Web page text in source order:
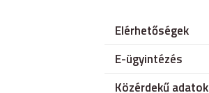
Elérhetőségek
E-ügyintézés
Közérdekű adatok